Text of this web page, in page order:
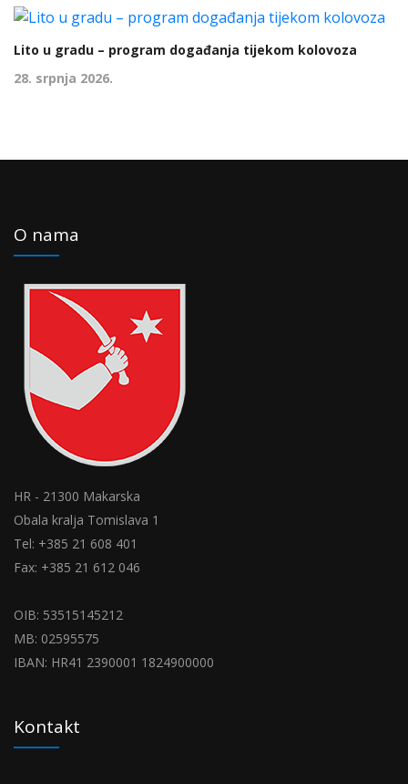
Lito u gradu – program događanja tijekom kolovoza
28. srpnja 2026.
O nama
HR - 21300 Makarska
Obala kralja Tomislava 1
Tel: +385 21 608 401
Fax: +385 21 612 046
OIB: 53515145212
MB: 02595575
IBAN: HR41 2390001 1824900000
Kontakt